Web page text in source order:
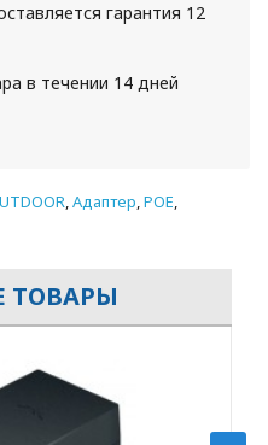
гарантия 12
в течении 14 дней
,Адаптер,POE,
ТОВАРЫ